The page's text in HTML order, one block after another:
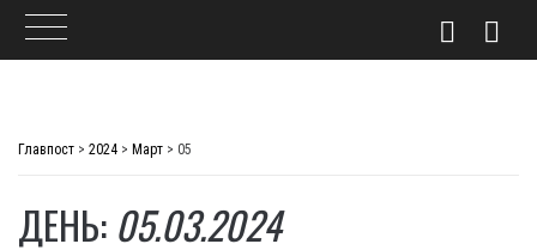
Главпост > 2024 > Март > 05
ДЕНЬ: 05.03.2024